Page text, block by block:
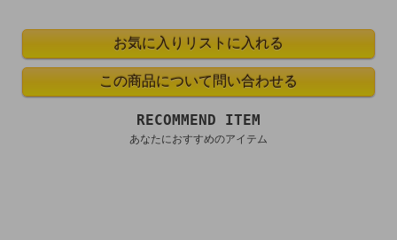
RECOMMEND ITEM
あなたにおすすめのアイテム